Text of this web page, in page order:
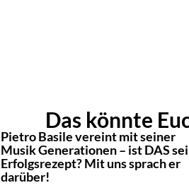
Das könnte
Pietro Basile vereint mit seiner
Musik Generationen – ist DAS
Erfolgsrezept? Mit uns sprach er
darüber!